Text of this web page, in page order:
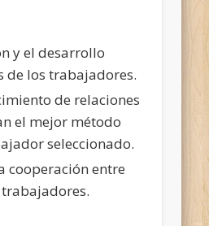
y el desarrollo
de los trabajadores.
de relaciones
el mejor método
seleccionado.
cooperación entre